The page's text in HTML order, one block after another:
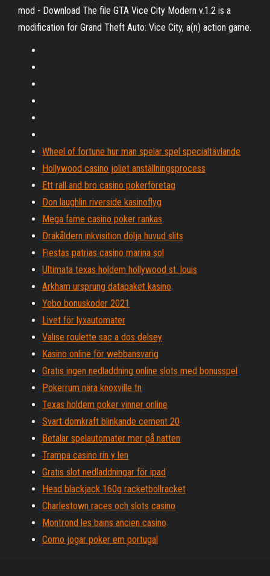
mod - Download The file GTA Vice City Modern v.1.2 is a
modification for Grand Theft Auto: Vice City, a(n) action game.
Wheel of fortune hur man spelar spel specialtävlande
Hollywood casino joliet anställningsprocess
Ett rall and bro casino pokerföretag
Don laughlin riverside kasinoflyg
Mega fame casino poker rankas
Drakåldern inkvisition dölja huvud slits
Fiestas patrias casino marina sol
Ultimata texas holdem hollywood st. louis
Arkham ursprung datapaket kasino
Yebo bonuskoder 2021
Livet för lyxautomater
Valise roulette sac a dos delsey
Kasino online för webbansvarig
Gratis ingen nedladdning online slots med bonusspel
Pokerrum nära knoxville tn
Texas holdem poker vinner online
Svart domkraft blinkande cement 20
Betalar spelautomater mer på natten
Trampa casino rin y len
Gratis slot nedladdningar för ipad
Head blackjack 160g racketbollracket
Charlestown races och slots casino
Montrond les bains ancien casino
Como jogar poker em portugal